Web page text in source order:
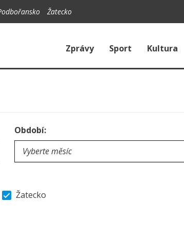
Žatecko
Zprávy Sport Kultura
Období:
Žatecko